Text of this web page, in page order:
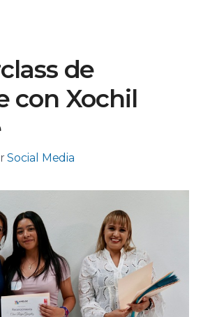
de
con Xochil
Social Media